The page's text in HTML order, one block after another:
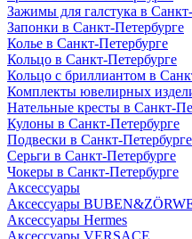
Зажимы для галстука в
Запонки в Санкт-Петербурге
Колье в Санкт-Петербурге
Кольцо в Санкт-Петербурге
Кольцо с бриллиантом в
Комплекты ювелирных
Нательные кресты в Санкт-
Кулоны в Санкт-Петербурге
Подвески в Санкт-Петербурге
Серьги в Санкт-Петербурге
Чокеры в Санкт-Петербурге
Аксессуары
Аксессуары
Аксессуары Hermes
Аксессуары VERSACE